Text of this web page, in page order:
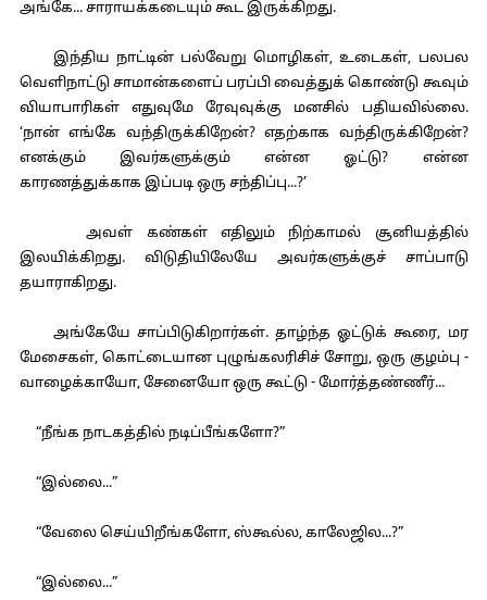
அங்கே... சாராயக்கடையும் கூட இருக்கிறது.
இந்திய நாட்டின் பல்வேறு மொழிகள், உடைகள், பலபல
வெளிநாட்டு சாமான்களைப் பரப்பி வைத்துக் கொண்டு கூவும்
வியாபாரிகள் எதுவுமே ரேவுவுக்கு மனசில் பதியவில்லை.
‘நான் எங்கே வந்திருக்கிறேன்? எதற்காக வந்திருக்கிறேன்?
எனக்கும் இவர்களுக்கும் என்ன ஓட்டு? என்ன
காரணத்துக்காக இப்படி ஒரு சந்திப்பு...?’
அவள் கண்கள் எதிலும் நிற்காமல் சூனியத்தில்
இலயிக்கிறது. விடுதியிலேயே அவர்களுக்குச் சாப்பாடு
தயாராகிறது.
அங்கேயே சாப்பிடுகிறார்கள். தாழ்ந்த ஓட்டுக் கூரை, மர
மேசைகள், கொட்டையான புழுங்கலரிசிச் சோறு, ஒரு குழம்பு -
வாழைக்காயோ, சேனையோ ஒரு கூட்டு - மோர்த்தண்ணீர்...
“நீங்க நாடகத்தில் நடிப்பீங்களோ?”
“இல்லை...”
“வேலை செய்யிறீங்களோ, ஸ்கூல்ல, காலேஜில...?”
“இல்லை...”